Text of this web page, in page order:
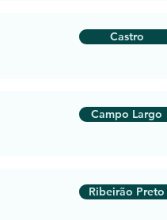
Castro
Campo Largo
Ribeirão Preto